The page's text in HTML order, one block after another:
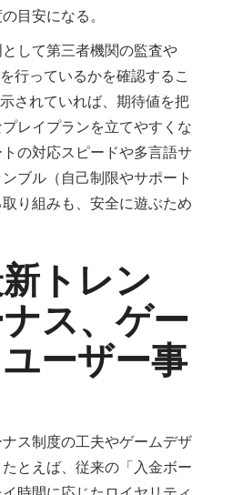
目安になる。
して第三者機関の監査や
行っているかを確認するこ
されていれば、期待値を把
レイプランを立てやすくな
の対応スピードや多言語サ
ブル（自己制限やサポート
り組みも、安全に遊ぶため
トレン
ス、ゲー
ーザー事
ス制度の工夫やゲームデザ
とえば、従来の「入金ボー